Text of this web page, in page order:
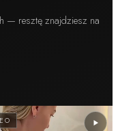
— resztę znajdziesz na